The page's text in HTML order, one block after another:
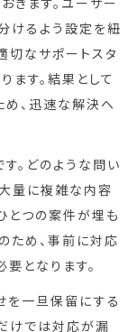
けるよう設定を紐
切なサポートスタ
ます。結果として
、迅速な解決へ
。どのような問い
量に複雑な内容
とつの案件が埋も
ため、事前に対応
となります。
を一旦保留にする
けでは対応が漏